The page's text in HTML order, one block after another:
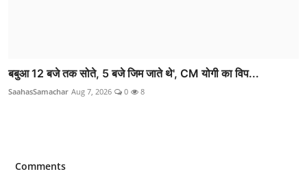
बबुआ 12 बजे तक सोते, 5 बजे जिम जाते थे', CM योगी का विप...
SaahasSamachar Aug 7, 2026 0 8
Comments